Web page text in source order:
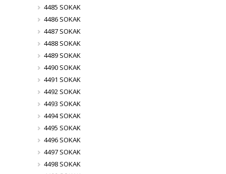
4485 SOKAK
4486 SOKAK
4487 SOKAK
4488 SOKAK
4489 SOKAK
4490 SOKAK
4491 SOKAK
4492 SOKAK
4493 SOKAK
4494 SOKAK
4495 SOKAK
4496 SOKAK
4497 SOKAK
4498 SOKAK